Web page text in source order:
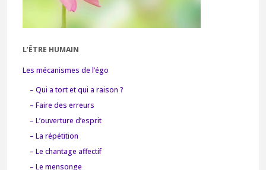
L’ÊTRE HUMAIN
Les mécanismes de l’égo
– Qui a tort et qui a raison ?
– Faire des erreurs
– L’ouverture d’esprit
– La répétition
– Le chantage affectif
– Le mensonge